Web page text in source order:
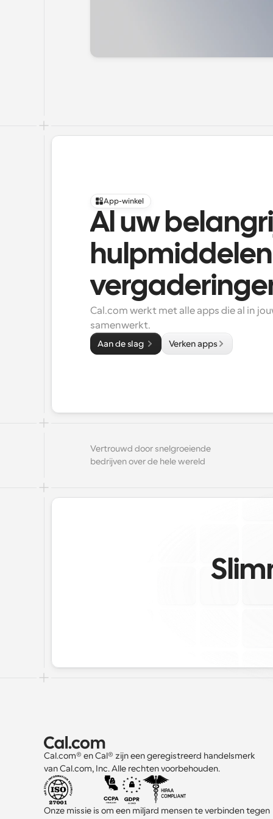
App-winkel
Al uw
Cal.com werkt met alle apps die al in
samenwerkt.
Aan de slag Verken apps
Vertrouwd door snelgroeiende
bedrijven over de hele wereld
Cal.com® en Cal® zijn een geregistreerd handelsmerk
van Cal.com, Inc. Alle rechten voorbehouden.
Onze missie is om een miljard mensen te verbinden tegen